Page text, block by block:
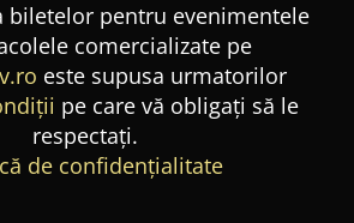
biletelor pentru evenimentele
comercializate pe
este supusa urmatorilor
pe care vă obligați să le
respectați.
de confidențialitate